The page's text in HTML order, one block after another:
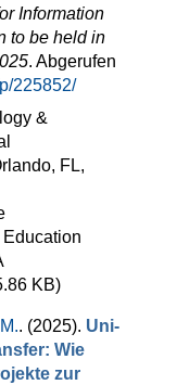
Information
to be held in
. Abgerufen
225852/
&
FL,
KB)
. (2025). Uni-
Wie
zur